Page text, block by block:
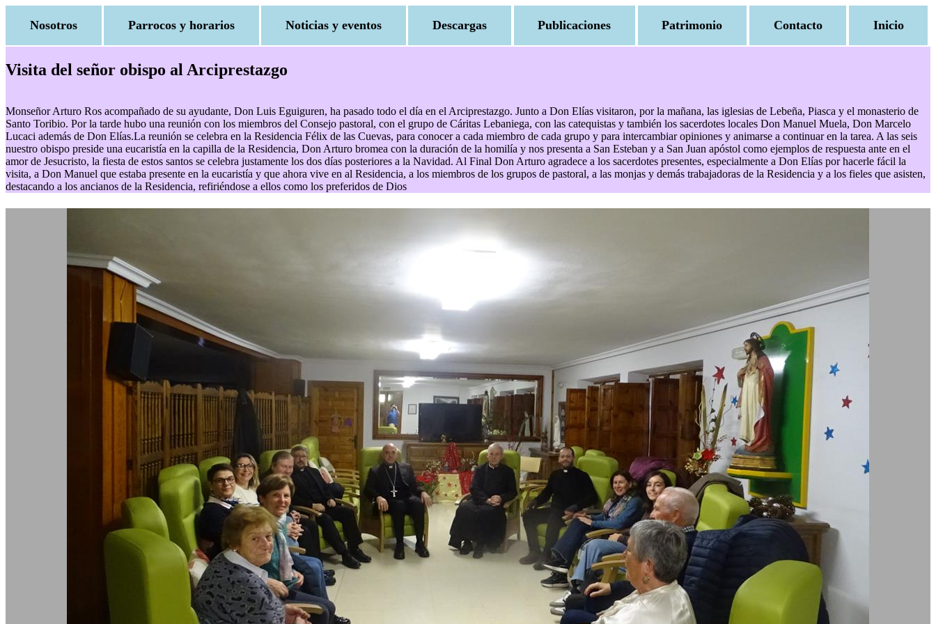
Nosotros Parrocos y horarios Noticias y eventos Descargas Publicaciones Patrimonio Contacto Inicio
Visita del señor obispo al Arciprestazgo
Monseñor Arturo Ros acompañado de su ayudante, Don Luis Eguiguren, ha pasado todo el día en el Arciprestazgo. Junto a Don Elías visitaron, por la mañana, las iglesias de Lebeña, Piasca y el monasterio de
Santo Toribio. Por la tarde hubo una reunión con los miembros del Consejo pastoral, con el grupo de Cáritas Lebaniega, con las catequistas y también los sacerdotes locales Don Manuel Muela, Don Marcelo
Lucaci además de Don Elías.La reunión se celebra en la Residencia Félix de las Cuevas, para conocer a cada miembro de cada grupo y para intercambiar opiniones y animarse a continuar en la tarea. A las seis
nuestro obispo preside una eucaristía en la capilla de la Residencia, Don Arturo bromea con la duración de la homilía y nos presenta a San Esteban y a San Juan apóstol como ejemplos de respuesta ante en el
amor de Jesucristo, la fiesta de estos santos se celebra justamente los dos días posteriores a la Navidad. Al Final Don Arturo agradece a los sacerdotes presentes, especialmente a Don Elías por hacerle fácil la
visita, a Don Manuel que estaba presente en la eucaristía y que ahora vive en al Residencia, a los miembros de los grupos de pastoral, a las monjas y demás trabajadoras de la Residencia y a los fieles que asisten,
destacando a los ancianos de la Residencia, refiriéndose a ellos como los preferidos de Dios